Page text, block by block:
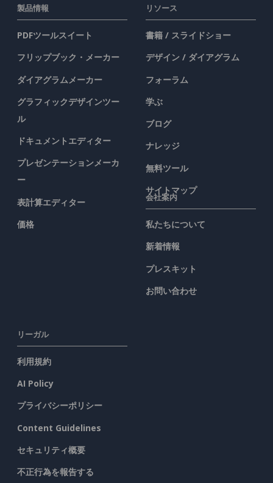
製品情報
PDFツールスイート
フリップブック・メーカー
ダイアグラムメーカー
グラフィックデザインツー
ル
ドキュメントエディター
プレゼンテーションメーカ
ー
表計算エディター
価格
リソース
書籍 / スライドショー
デザイン / ダイアグラム
フォーラム
学ぶ
ブログ
ナレッジ
無料ツール
サイトマップ
会社案内
私たちについて
新着情報
プレスキット
お問い合わせ
リーガル
利用規約
AI Policy
プライバシーポリシー
Content Guidelines
セキュリティ概要
不正行為を報告する